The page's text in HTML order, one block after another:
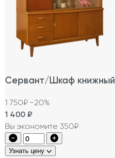
Сервант/Шкаф книжный
1 750₽ −20%
1 400 ₽
Вы экономите 350₽
Узнать цену